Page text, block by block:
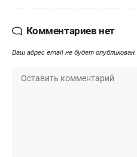
Комментариев нет
Ваш адрес email не будет опубликован.